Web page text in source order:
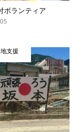
ボランティア
支援